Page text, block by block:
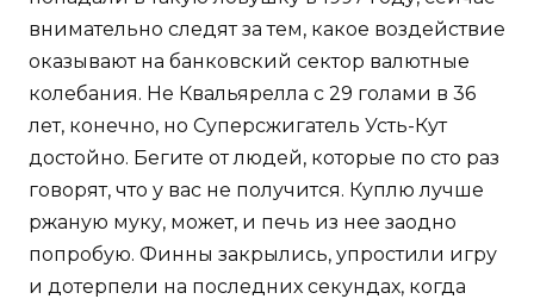
внимательно следят за тем, какое воздействие
оказывают на банковский сектор валютные
колебания. Не Квальярелла с 29 голами в 36
лет, конечно, но Суперсжигатель Усть-Кут
достойно. Бегите от людей, которые по сто раз
говорят, что у вас не получится. Куплю лучше
ржаную муку, может, и печь из нее заодно
попробую. Финны закрылись, упростили игру
и дотерпели на последних секундах, когда